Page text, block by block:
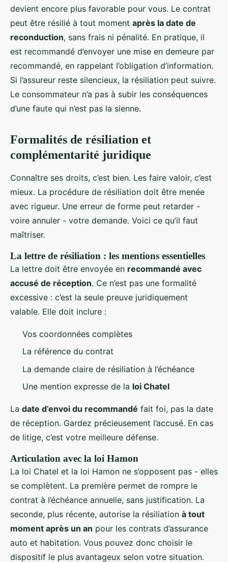
devient encore plus favorable pour vous. Le contrat
peut être résilié à tout moment après la date de
reconduction, sans frais ni pénalité. En pratique, il
est recommandé d’envoyer une mise en demeure par
recommandé, en rappelant l’obligation d’information.
Si l’assureur reste silencieux, la résiliation peut suivre.
Le consommateur n’a pas à subir les conséquences
d’une faute qui n’est pas la sienne.
Formalités de résiliation et
complémentarité juridique
Connaître ses droits, c’est bien. Les faire valoir, c’est
mieux. La procédure de résiliation doit être menée
avec rigueur. Une erreur de forme peut retarder -
voire annuler - votre demande. Voici ce qu’il faut
maîtriser.
La lettre de résiliation : les mentions essentielles
La lettre doit être envoyée en recommandé avec
accusé de réception. Ce n’est pas une formalité
excessive : c’est la seule preuve juridiquement
valable. Elle doit inclure :
Vos coordonnées complètes
La référence du contrat
La demande claire de résiliation à l’échéance
Une mention expresse de la loi Chatel
La date d’envoi du recommandé fait foi, pas la date
de réception. Gardez précieusement l’accusé. En cas
de litige, c’est votre meilleure défense.
Articulation avec la loi Hamon
La loi Chatel et la loi Hamon ne s’opposent pas - elles
se complètent. La première permet de rompre le
contrat à l’échéance annuelle, sans justification. La
seconde, plus récente, autorise la résiliation à tout
moment après un an pour les contrats d’assurance
auto et habitation. Vous pouvez donc choisir le
dispositif le plus avantageux selon votre situation.